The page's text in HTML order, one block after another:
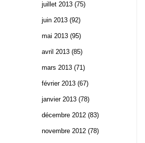
juillet 2013 (75)
juin 2013 (92)
mai 2013 (95)
avril 2013 (85)
mars 2013 (71)
février 2013 (67)
janvier 2013 (78)
décembre 2012 (83)
novembre 2012 (78)